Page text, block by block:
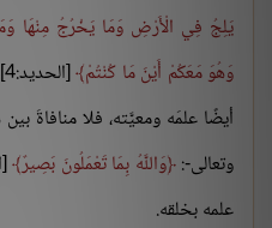
يَلِجُ فِي الْأَرْضِ وَمَا يَخْرُجُ مِنْهَا
وَهُوَ مَعَكُمْ أَيْنَ مَا كُنْتُمْ
أيضًا علمَه ومعيَّته، فلا منافاةَ
وتعالى-: وَاللَّهُ بِمَا تَعْمَلُونَ بَصِيرٌ
علمه بخلقه.